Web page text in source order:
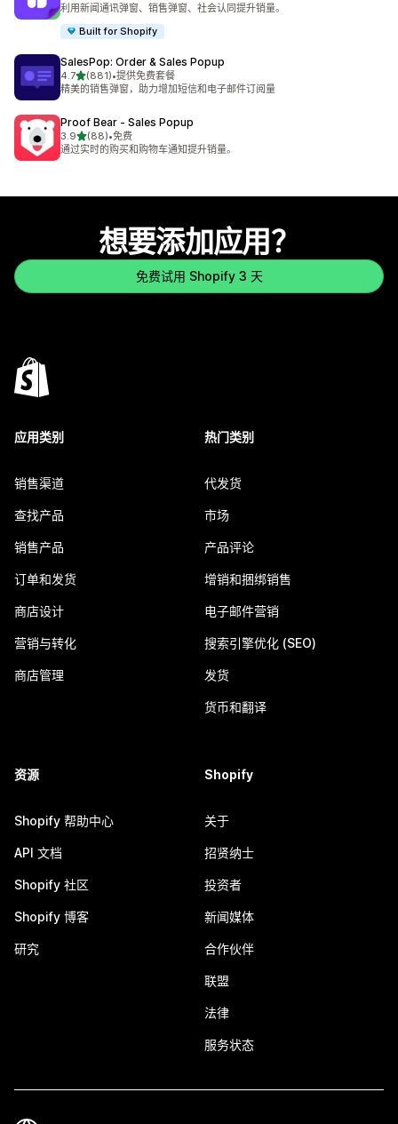
利用新闻通讯弹窗、销售弹窗、社会认同提升销量。
Built for Shopify
SalesPop: Order & Sales Popup
4.7星（满分 5 星）
(881)
总共 881 条评论
•提供免费套餐
精美的销售弹窗，助力增加短信和电子邮件订阅量
Proof Bear ‑ Sales Popup
3.9星（满分 5 星）
(88)
总共 88 条评论
•免费
通过实时的购买和购物车通知提升销量。
想要添加应用？
免费试用 Shopify 3 天
应用类别
销售渠道
查找产品
销售产品
订单和发货
商店设计
营销与转化
商店管理
热门类别
代发货
市场
产品评论
增销和捆绑销售
电子邮件营销
搜索引擎优化 (SEO)
发货
货币和翻译
资源
Shopify 帮助中心
API 文档
Shopify 社区
Shopify 博客
研究
Shopify
关于
招贤纳士
投资者
新闻媒体
合作伙伴
联盟
法律
服务状态